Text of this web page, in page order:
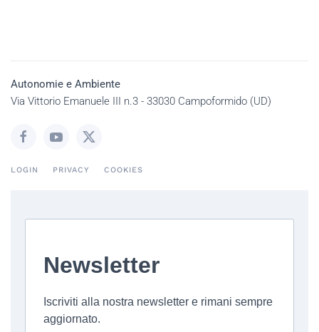
Autonomie e Ambiente
Via Vittorio Emanuele III n.3 - 33030 Campoformido (UD)
LOGIN PRIVACY COOKIES